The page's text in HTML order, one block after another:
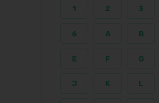
1 2 3
6 A B
E F G
J K L